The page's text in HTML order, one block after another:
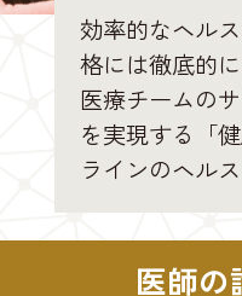
効率的なヘル
格には徹底的
医療チームの
を実現する「
ラインのヘル
医師の